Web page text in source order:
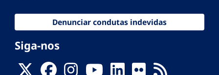
Denunciar condutas indevidas
Siga-nos